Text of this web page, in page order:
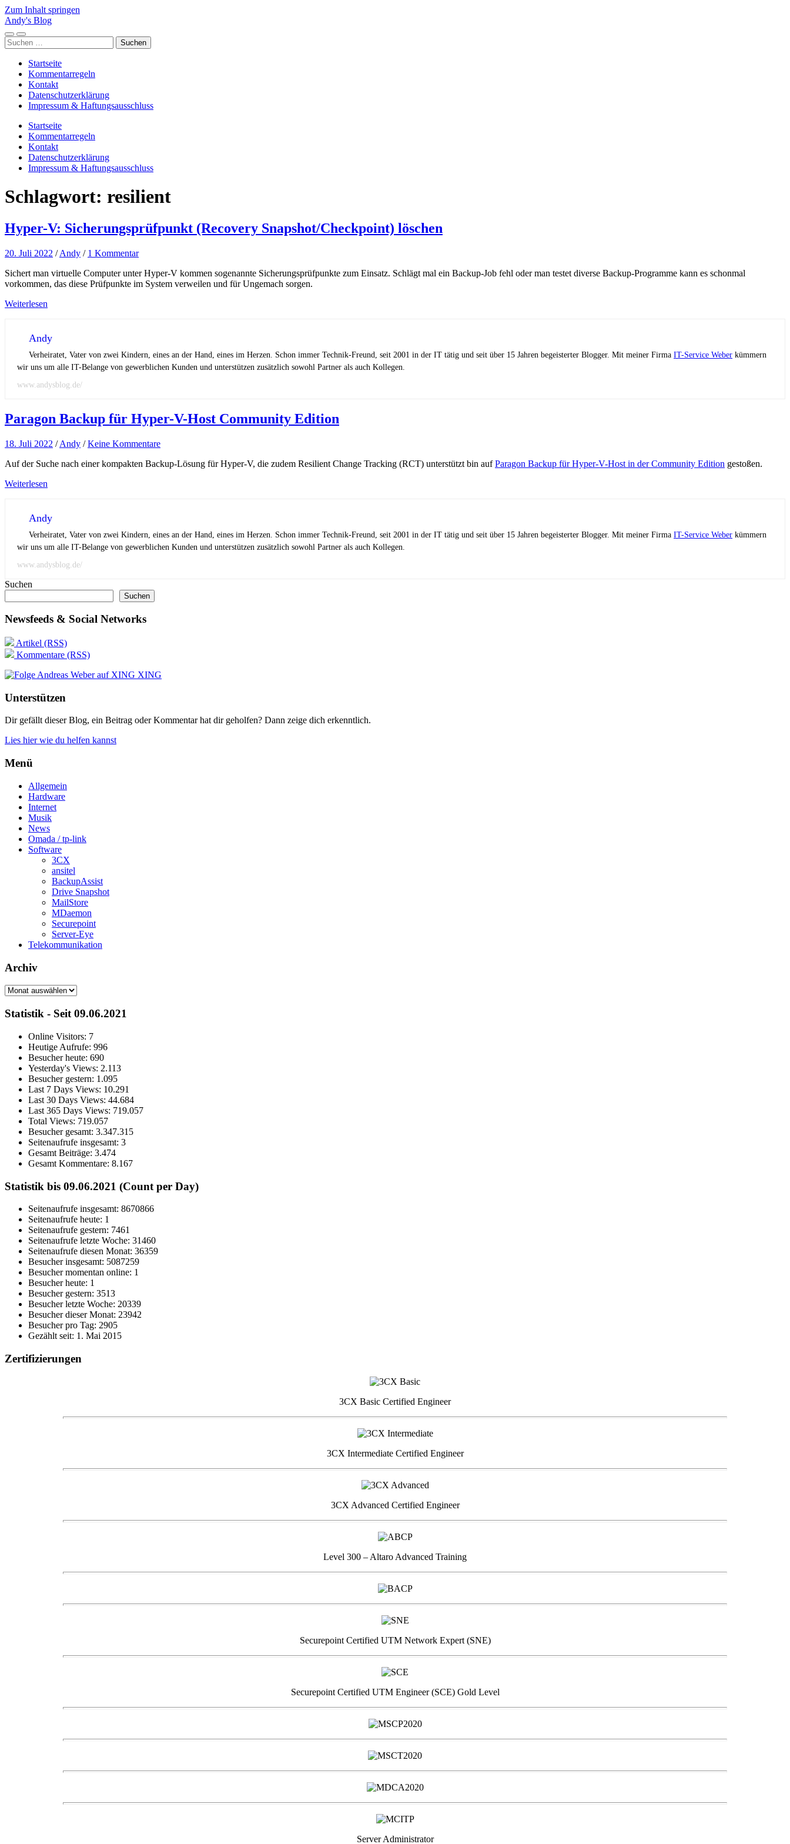
Zum Inhalt springen
Andy's Blog
Mobile-
Menü
Suchfeld
ein-/ausblenden
Suchen
nach:
Startseite
Kommentarregeln
Kontakt
Datenschutzerklärung
Impressum & Haftungsausschluss
Startseite
Kommentarregeln
Kontakt
Datenschutzerklärung
Impressum & Haftungsausschluss
Schlagwort: resilient
Hyper-V: Sicherungsprüfpunkt (Recovery Snapshot/Checkpoint) löschen
20. Juli 2022 /Andy / 1 Kommentar
Sichert man virtuelle Computer unter Hyper-V kommen sogenannte Sicherungsprüfpunkte zum Einsatz. Schlägt mal ein Backup-Job fehl oder man testet diverse Backup-Programme kann es schonmal
vorkommen, das diese Prüfpunkte im System verweilen und für Ungemach sorgen.
Weiterlesen
Andy
Verheiratet, Vater von zwei Kindern, eines an der Hand, eines im Herzen. Schon immer Technik-Freund, seit 2001 in der IT tätig und seit über 15 Jahren begeisterter Blogger. Mit meiner Firma IT-Service Weber kümmern
wir uns um alle IT-Belange von gewerblichen Kunden und unterstützen zusätzlich sowohl Partner als auch Kollegen.
www.andysblog.de/
Paragon Backup für Hyper-V-Host Community Edition
18. Juli 2022 /Andy /Keine Kommentare
Auf der Suche nach einer kompakten Backup-Lösung für Hyper-V, die zudem Resilient Change Tracking (RCT) unterstützt bin aufParagon Backup für Hyper-V-Host in der Community Edition gestoßen.
Weiterlesen
Andy
Verheiratet, Vater von zwei Kindern, eines an der Hand, eines im Herzen. Schon immer Technik-Freund, seit 2001 in der IT tätig und seit über 15 Jahren begeisterter Blogger. Mit meiner Firma IT-Service Weber kümmern
wir uns um alle IT-Belange von gewerblichen Kunden und unterstützen zusätzlich sowohl Partner als auch Kollegen.
www.andysblog.de/
Suchen
Suchen
Newsfeeds & Social Networks
Artikel (RSS)
Kommentare (RSS)
XING
Unterstützen
Dir gefällt dieser Blog, ein Beitrag oder Kommentar hat dir geholfen? Dann zeige dich erkenntlich.
Lies hier wie du helfen kannst
Menü
Allgemein
Hardware
Internet
Musik
News
Omada / tp-link
Software
3CX
ansitel
BackupAssist
Drive Snapshot
MailStore
MDaemon
Securepoint
Server-Eye
Telekommunikation
Archiv
Archiv
Statistik - Seit 09.06.2021
Online Visitors: 7
Heutige Aufrufe: 996
Besucher heute: 690
Yesterday's Views: 2.113
Besucher gestern: 1.095
Last 7 Days Views: 10.291
Last 30 Days Views: 44.684
Last 365 Days Views: 719.057
Total Views: 719.057
Besucher gesamt: 3.347.315
Seitenaufrufe insgesamt: 3
Gesamt Beiträge: 3.474
Gesamt Kommentare: 8.167
Statistik bis 09.06.2021 (Count per Day)
Seitenaufrufe insgesamt: 8670866
Seitenaufrufe heute: 1
Seitenaufrufe gestern: 7461
Seitenaufrufe letzte Woche: 31460
Seitenaufrufe diesen Monat: 36359
Besucher insgesamt: 5087259
Besucher momentan online: 1
Besucher heute: 1
Besucher gestern: 3513
Besucher letzte Woche: 20339
Besucher dieser Monat: 23942
Besucher pro Tag: 2905
Gezählt seit: 1. Mai 2015
Zertifizierungen
3CX Basic Certified Engineer
3CX Intermediate Certified Engineer
3CX Advanced Certified Engineer
Level 300 – Altaro Advanced Training
Securepoint Certified UTM Network Expert (SNE)
Securepoint Certified UTM Engineer (SCE) Gold Level
Server Administrator